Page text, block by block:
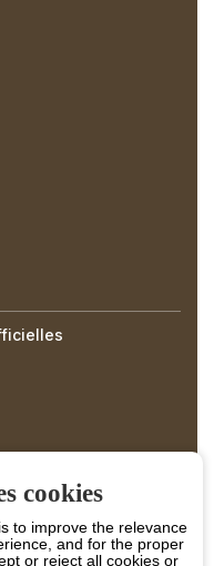
cookies
to improve the relevance
and for the proper
or reject all cookies or